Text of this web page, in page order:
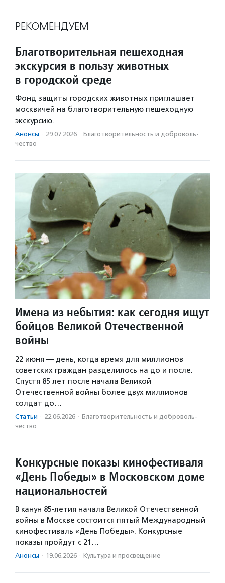
РЕКОМЕНДУЕМ
Благотворительная пешеходная
экскурсия в пользу животных
в городской среде
Фонд защиты городских животных приглашает
москвичей на благотворительную пешеходную
экскурсию.
Анонсы · 29.07.2026 · Благотвори­тель­ность и доброволь­
чест­во
Имена из небытия: как сегодня ищут
бойцов Великой Отечественной
войны
22 июня — день, когда время для миллионов
советских граждан разделилось на до и после.
Спустя 85 лет после начала Великой
Отечественной войны более двух миллионов
солдат до…
Статьи · 22.06.2026 · Благотвори­тель­ность и доброволь­
чест­во
Конкурсные показы кинофестиваля
«День Победы» в Московском доме
национальностей
В канун 85-летия начала Великой Отечественной
войны в Москве состоится пятый Международный
кинофестиваль «День Победы». Конкурсные
показы пройдут с 21…
Анонсы · 19.06.2026 · Культура и просвещение